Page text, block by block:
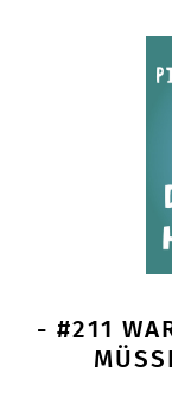
- #211